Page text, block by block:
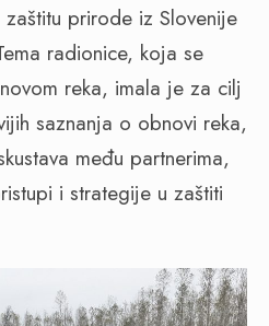
prirode iz Slovenije
radionice, koja se
reka, imala je za cilj
saznanja o obnovi reka,
među partnerima,
i strategije u zaštiti